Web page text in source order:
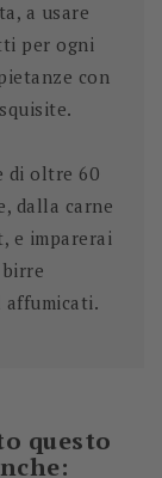
, a usare
per ogni
con
di oltre 60
, dalla carne
e imparerai
questo